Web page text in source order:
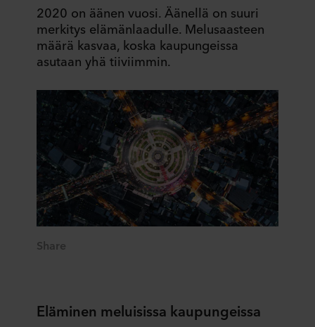
2020 on äänen vuosi. Äänellä on suuri
merkitys elämänlaadulle. Melusaasteen
määrä kasvaa, koska kaupungeissa
asutaan yhä tiiviimmin.
Share
Eläminen meluisissa kaupungeissa